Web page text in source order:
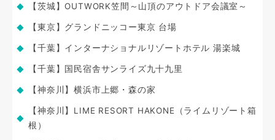
【茨城】OUTWORK笠間～山頂のアウトドア会議室～
【東京】グランドニッコー東京 台場
【千葉】インターナショナルリゾートホテル 湯楽城
【千葉】国民宿舎サンライズ九十九里
【神奈川】横浜市上郷・森の家
【神奈川】LIME RESORT HAKONE（ライムリゾート箱
根）